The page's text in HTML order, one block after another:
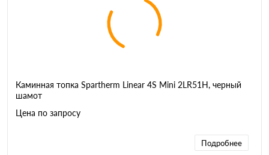
Каминная топка Spartherm Linear 4S Mini 2LR51H, черный
шамот
Цена по запросу
Подробнее